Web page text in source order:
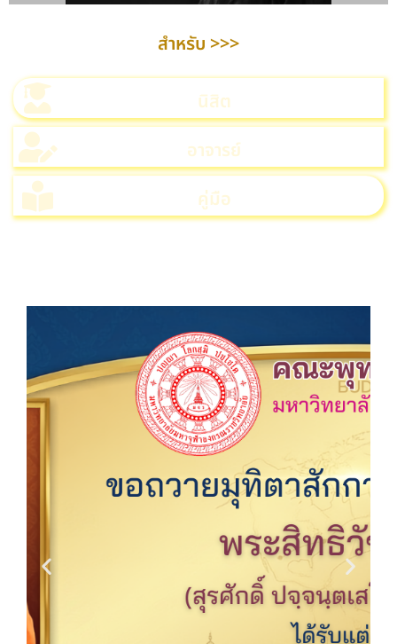
สำหรับ >>>
นิสิต
อาจารย์
คู่มือ